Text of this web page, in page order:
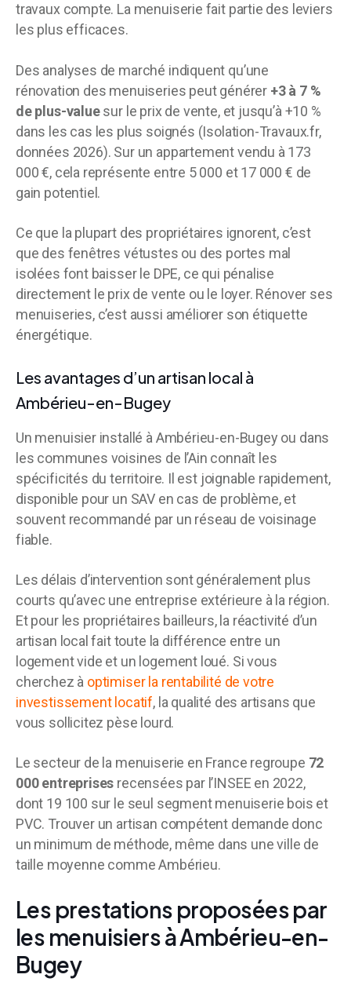
travaux compte. La menuiserie fait partie des leviers
les plus efficaces.
Des analyses de marché indiquent qu’une
rénovation des menuiseries peut générer +3 à 7 %
de plus-valuesur le prix de vente, et jusqu’à +10 %
dans les cas les plus soignés (Isolation-Travaux.fr,
données 2026). Sur un appartement vendu à 173
000 €, cela représente entre 5 000 et 17 000 € de
gain potentiel.
Ce que la plupart des propriétaires ignorent, c’est
que des fenêtres vétustes ou des portes mal
isolées font baisser le DPE, ce qui pénalise
directement le prix de vente ou le loyer. Rénover ses
menuiseries, c’est aussi améliorer son étiquette
énergétique.
Les avantages d’un artisan local à
Ambérieu-en-Bugey
Un menuisier installé à Ambérieu-en-Bugey ou dans
les communes voisines de l’Ain connaît les
spécificités du territoire. Il est joignable rapidement,
disponible pour un SAV en cas de problème, et
souvent recommandé par un réseau de voisinage
fiable.
Les délais d’intervention sont généralement plus
courts qu’avec une entreprise extérieure à la région.
Et pour les propriétaires bailleurs, la réactivité d’un
artisan local fait toute la différence entre un
logement vide et un logement loué. Si vous
cherchez à optimiser la rentabilité de votre
investissement locatif, la qualité des artisans que
vous sollicitez pèse lourd.
Le secteur de la menuiserie en France regroupe 72
000 entreprises recensées par l’INSEE en 2022,
dont 19 100 sur le seul segment menuiserie bois et
PVC. Trouver un artisan compétent demande donc
un minimum de méthode, même dans une ville de
taille moyenne comme Ambérieu.
Les prestations proposées par
les menuisiers à Ambérieu-en-
Bugey